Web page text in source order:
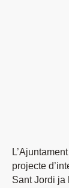
projecte
Sant Jordi ja